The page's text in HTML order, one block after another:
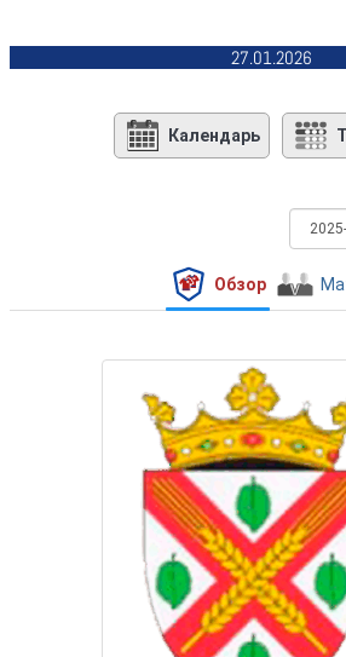
27.01.2026
Календарь
Обзор